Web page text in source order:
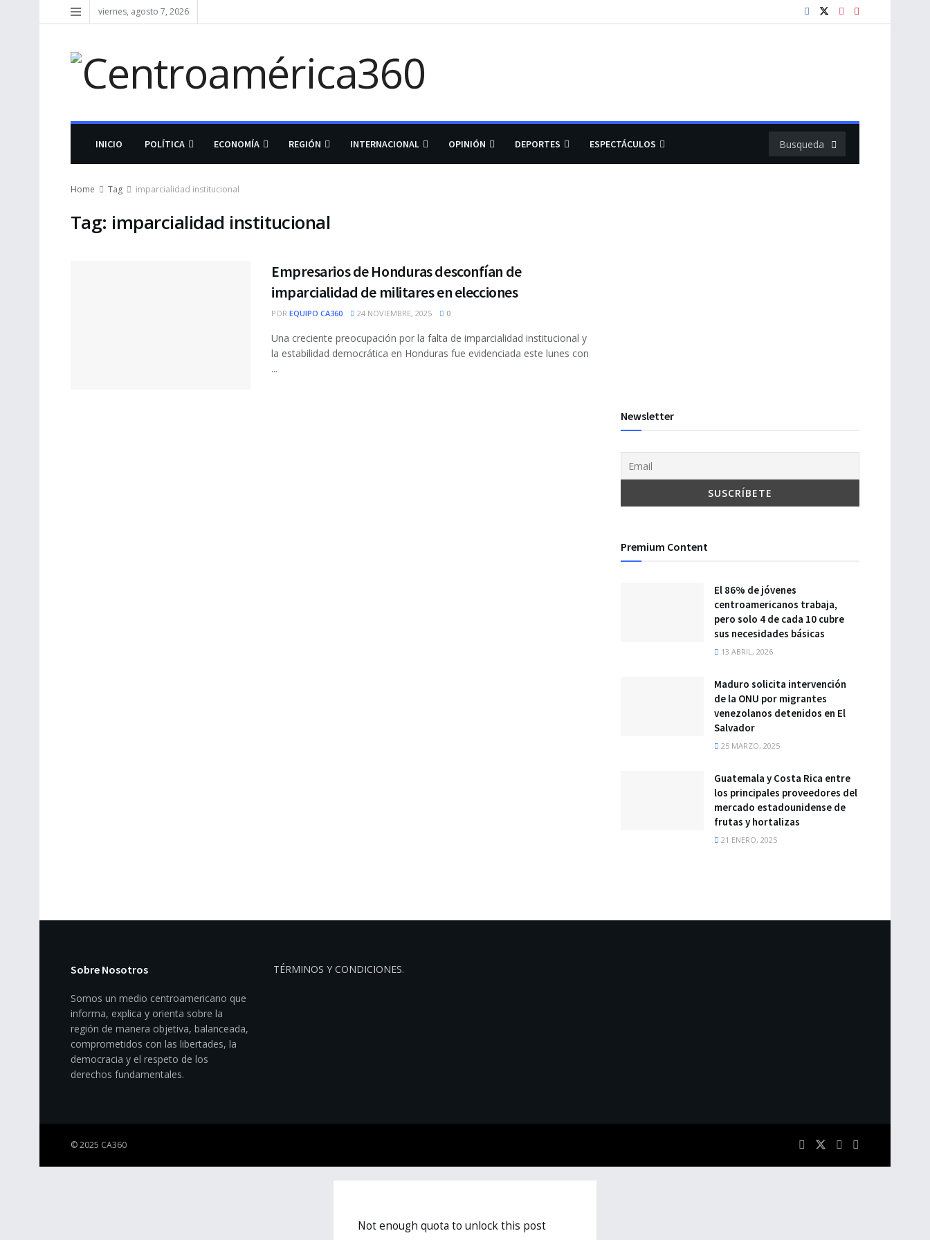
viernes, agosto 7, 2026
INICIO POLÍTICA ECONOMÍA REGIÓN INTERNACIONAL OPINIÓN DEPORTES ESPECTÁCULOS
Home Tag imparcialidad institucional
Tag: imparcialidad institucional
Empresarios de Honduras desconfían de
imparcialidad de militares en elecciones
POR EQUIPO CA360 24 NOVIEMBRE, 2025 0
Una creciente preocupación por la falta de imparcialidad institucional y
la estabilidad democrática en Honduras fue evidenciada este lunes con
...
Newsletter
Premium Content
El 86% de jóvenes
centroamericanos trabaja,
pero solo 4 de cada 10 cubre
sus necesidades básicas
13 ABRIL, 2026
Maduro solicita intervención
de la ONU por migrantes
venezolanos detenidos en El
Salvador
25 MARZO, 2025
Guatemala y Costa Rica entre
los principales proveedores del
mercado estadounidense de
frutas y hortalizas
21 ENERO, 2025
Sobre Nosotros
Somos un medio centroamericano que
informa, explica y orienta sobre la
región de manera objetiva, balanceada,
comprometidos con las libertades, la
democracia y el respeto de los
derechos fundamentales.
TÉRMINOS Y CONDICIONES.
© 2025 CA360
Not enough quota to unlock this post